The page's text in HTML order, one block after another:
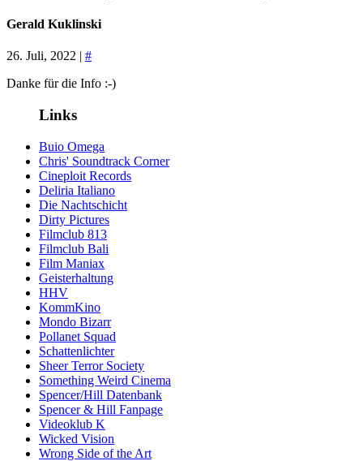
Gerald Kuklinski
26. Juli, 2022 | #
Danke für die Info :-)
Links
Buio Omega
Chris' Soundtrack Corner
Cineploit Records
Deliria Italiano
Die Nachtschicht
Dirty Pictures
Filmclub 813
Filmclub Bali
Film Maniax
Geisterhaltung
HHV
KommKino
Mondo Bizarr
Pollanet Squad
Schattenlichter
Sheer Terror Society
Something Weird Cinema
Spencer/Hill Datenbank
Spencer & Hill Fanpage
Videoklub K
Wicked Vision
Wrong Side of the Art